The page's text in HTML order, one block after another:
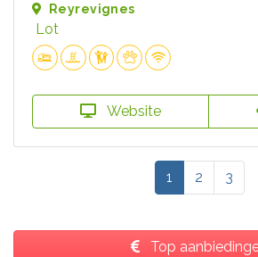
Reyrevignes
Lot
Website
1 2 3
Top